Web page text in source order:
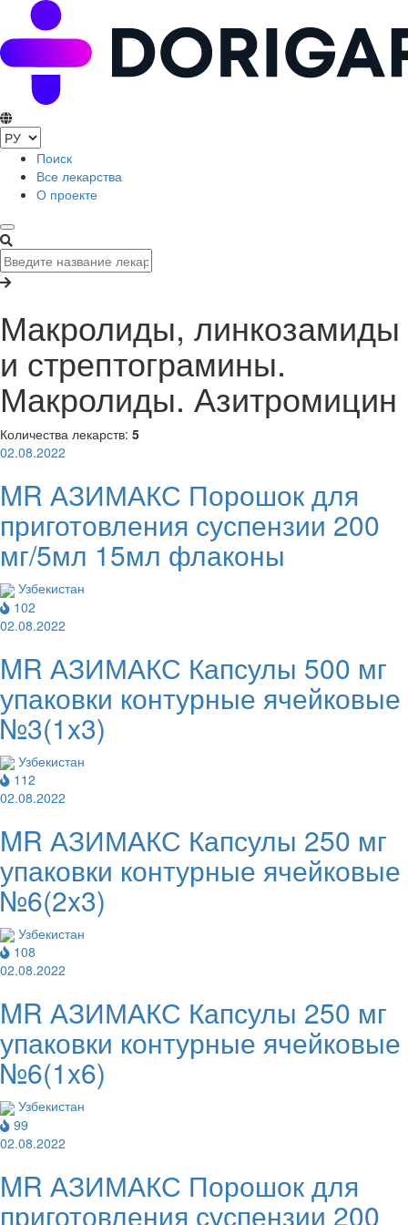
Поиск
Все лекарства
О проекте
Макролиды, линкозамиды
и стрептограмины.
Макролиды. Азитромицин
Количества лекарств: 5
02.08.2022
MR АЗИМАКС Порошок для
приготовления суспензии 200
мг/5мл 15мл флаконы
Узбекистан
102
02.08.2022
MR АЗИМАКС Капсулы 500 мг
упаковки контурные ячейковые
№3(1x3)
Узбекистан
112
02.08.2022
MR АЗИМАКС Капсулы 250 мг
упаковки контурные ячейковые
№6(2x3)
Узбекистан
108
02.08.2022
MR АЗИМАКС Капсулы 250 мг
упаковки контурные ячейковые
№6(1x6)
Узбекистан
99
02.08.2022
MR АЗИМАКС Порошок для
приготовления суспензии 200